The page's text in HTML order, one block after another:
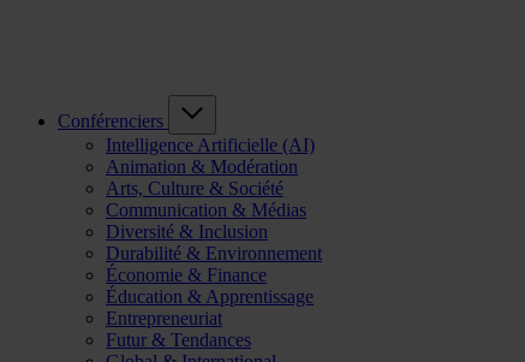
Conférenciers
Intelligence Artificielle (AI)
Animation & Modération
Arts, Culture & Société
Communication & Médias
Diversité & Inclusion
Durabilité & Environnement
Économie & Finance
Éducation & Apprentissage
Entrepreneuriat
Futur & Tendances